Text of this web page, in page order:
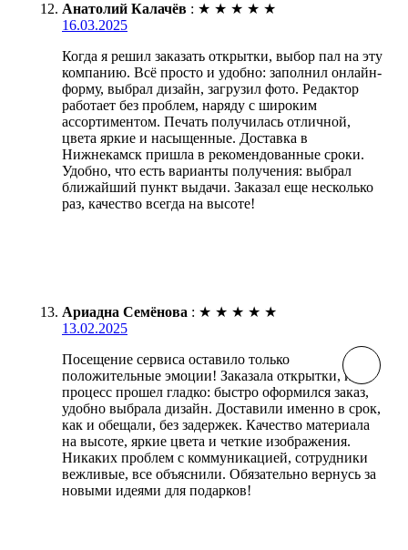
Анатолий Калачёв : ★ ★ ★ ★ ★
16.03.2025
Когда я решил заказать открытки, выбор пал на эту
компанию. Всё просто и удобно: заполнил онлайн-
форму, выбрал дизайн, загрузил фото. Редактор
работает без проблем, наряду с широким
ассортиментом. Печать получилась отличной,
цвета яркие и насыщенные. Доставка в
Нижнекамск пришла в рекомендованные сроки.
Удобно, что есть варианты получения: выбрал
ближайший пункт выдачи. Заказал еще несколько
раз, качество всегда на высоте!
Ариадна Семёнова : ★ ★ ★ ★ ★
13.02.2025
Посещение сервиса оставило только
положительные эмоции! Заказала открытки, и
процесс прошел гладко: быстро оформился заказ,
удобно выбрала дизайн. Доставили именно в срок,
как и обещали, без задержек. Качество материала
на высоте, яркие цвета и четкие изображения.
Никаких проблем с коммуникацией, сотрудники
вежливые, все объяснили. Обязательно вернусь за
новыми идеями для подарков!